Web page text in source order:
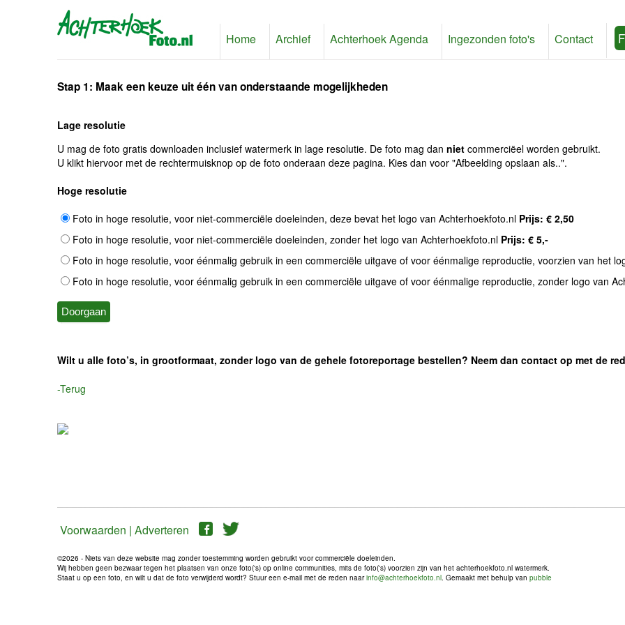
Home Archief Achterhoek Agenda Ingezonden foto's Contact
Stap 1: Maak een keuze uit één van onderstaande mogelijkheden
Lage resolutie
U mag de foto gratis downloaden inclusief watermerk in lage resolutie. De foto mag dan niet commerciëel worden gebruikt.
U klikt hiervoor met de rechtermuisknop op de foto onderaan deze pagina. Kies dan voor "Afbeelding opslaan als..".
Hoge resolutie
Foto in hoge resolutie, voor niet-commerciële doeleinden, deze bevat het logo van Achterhoekfoto.nl Prijs: € 2,50
Foto in hoge resolutie, voor niet-commerciële doeleinden, zonder het logo van Achterhoekfoto.nl Prijs: € 5,-
Foto in hoge resolutie, voor éénmalig gebruik in een commerciële uitgave of voor éénmalige reproductie, voorzien van het
Foto in hoge resolutie, voor éénmalig gebruik in een commerciële uitgave of voor éénmalige reproductie, zonder logo van
Wilt u alle foto’s, in grootformaat, zonder logo van de gehele fotoreportage bestellen? Neem dan contact op met de
-Terug
Voorwaarden | Adverteren
©2026 - Niets van deze website mag zonder toestemming worden gebruikt voor commerciële doeleinden.
Wij hebben geen bezwaar tegen het plaatsen van onze foto('s) op online communities, mits de foto('s) voorzien zijn van het achterhoekfoto.nl watermerk.
Staat u op een foto, en wilt u dat de foto verwijderd wordt? Stuur een e-mail met de reden naarinfo@achterhoekfoto.nl. Gemaakt met behulp van pubble